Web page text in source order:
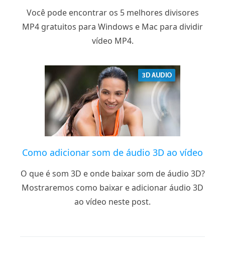
Você pode encontrar os 5 melhores divisores
MP4 gratuitos para Windows e Mac para dividir
vídeo MP4.
Como adicionar som de áudio 3D ao vídeo
O que é som 3D e onde baixar som de áudio 3D?
Mostraremos como baixar e adicionar áudio 3D
ao vídeo neste post.